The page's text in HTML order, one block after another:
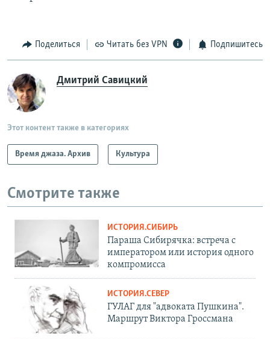
Поделиться Читать без VPN Подпишитесь
Дмитрий Савицкий
Этот контент также в категориях
Время джаза. Архив Культура
Смотрите также
ИСТОРИЯ.СИБИРЬ
Параша Сибирячка: встреча с
императором или история одного
компромисса
ИСТОРИЯ.СЕВЕР
ГУЛАГ для "адвоката Пушкина".
Маршрут Виктора Гроссмана